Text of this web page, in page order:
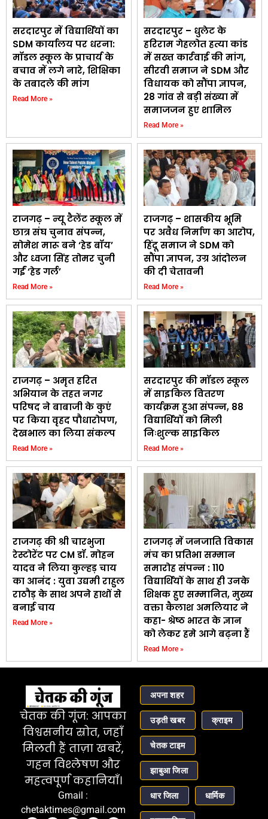
सरदारपुर में विद्यार्थियों का
SDM कार्यालय पर धरना:
मॉडल स्कूल के प्राचार्य के
बचाव में लगे नारे, शिक्षिका
के तबादले की मांग
Read More »
सरदारपुर – धुलेट के
हरिराम गेहलोत हत्या कांड
में सख्त कार्रवाई की मांग,
सीरवी समाज ने SDM और
विधायक को सौंपा ज्ञापन,
28 गांव से बड़ी संख्या में
समाजजन हुए शामिल
Read More »
राजगढ़ – न्यू टैलेंट स्कूल में
छात्र संघ चुनाव संपन्न,
सोमेश मारू बने ‘हेड बॉय’
और ध्वजा सिंह तोमर चुनी
गईं ‘हेड गर्ल’
Read More »
राजगढ़ – शासकीय भूमि
पर अवैध निर्माण का आरोप,
हिंदू समाज ने SDM को
सौंपा ज्ञापन, उग्र आंदोलन
की दी चेतावनी
Read More »
राजगढ़ – अमृत हरित
अभियान के तहत नगर
परिषद ने बाबाजी के कुएं
पर किया वृहद पौधारोपण,
देखभाल का लिया संकल्प
Read More »
सरदारपुर की मॉडल स्कूल
में साइकिल वितरण
कार्यक्रम हुआ संपन्न, 88
विद्यार्थियों को मिली
निःशुल्क साइकिल
Read More »
राजगढ़ की श्री चारभुजा
रेस्टोरेंट पर CM डॉ. मोहन
यादव ने लिया कुल्हड़ चाय
का आनंद : युवा उद्यमी राहुल
राठौड़ के साथ अपने हाथों से
बनाई चाय
Read More »
राजगढ़ में जनजाति विकास
मंच का प्रतिभा सम्मान
समारोह संपन्न : 110
विद्यार्थियों के साथ ही उनके
शिक्षक हुए सम्मानित, मुख्य
वक्ता कैलाश अमलियार ने
कहा- श्रेष्ठ भारत के ज्ञान
को लेकर हमे आगे बढ़ना हैं
Read More »
चेतक की गूंज: आपका
विश्वसनीय स्रोत, जहाँ
मिलती हैं ताज़ा खबरें,
गहन विश्लेषण और
महत्वपूर्ण कहानियाँ।
Gmail :
chetaktimes@gmail.com
अपना शहर
उड़ती खबर क्राइम
चेतक टाइम
झाबुआ जिला
धार जिला धार्मिक